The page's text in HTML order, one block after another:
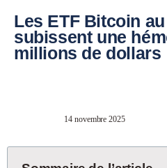
Les ETF Bitcoin
subissent une
millions de dollars
14 novembre 2025